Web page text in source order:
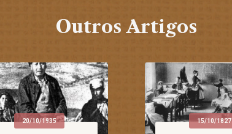
Outros Artigos
20/10/1935 15/10/1827